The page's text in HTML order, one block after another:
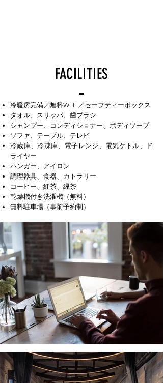
FACILITIES
冷暖房完備／無料Wi-Fi／セーフティーボックス
タオル、スリッパ、歯ブラシ
シャンプー、コンディショナー、ボディソープ
ソファ、テーブル、テレビ
冷蔵庫、冷凍庫、電子レンジ、電気ケトル、ド
ライヤー
ハンガー、アイロン
調理器具、食器、カトラリー
コーヒー、紅茶、緑茶
乾燥機付き洗濯機（無料）
無料駐車場（事前予約制）​